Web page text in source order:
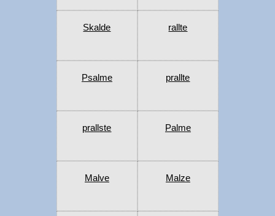
Skalde rallte
Psalme prallte
prallste Palme
Malve Malze